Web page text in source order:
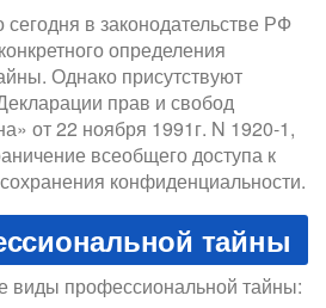
сегодня в законодательстве РФ
определения
Однако присутствуют
прав и свобод
от 22 ноября 1991г. N 1920-1,
всеобщего доступа к
конфиденциальности.
тайны
профессиональной тайны: